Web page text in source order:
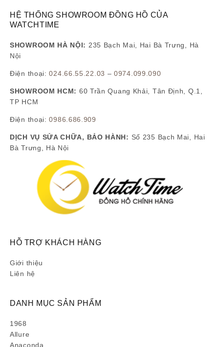
HỆ THỐNG SHOWROOM ĐỒNG HỒ CỦA
WATCHTIME
SHOWROOM HÀ NỘI: 235 Bạch Mai, Hai Bà Trưng, Hà
Nội
Điện thoại:024.66.55.22.03 –0974.099.090
SHOWROOM HCM: 60 Trần Quang Khải, Tân Định, Q.1,
TP HCM
Điện thoại:0986.686.909
DỊCH VỤ SỬA CHỮA, BẢO HÀNH: Số 235 Bạch Mai, Hai
Bà Trưng, Hà Nội
HỖ TRỢ KHÁCH HÀNG
Giới thiệu
Liên hệ
DANH MỤC SẢN PHẨM
1968
Allure
Anaconda